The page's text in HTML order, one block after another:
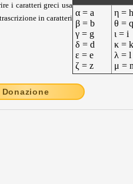
i caratteri greci usa
in caratteri
α = a
β = b
γ = g
δ = d
ε = e
ζ = z
η = h
θ = q
ι = i
κ = k
λ = l
μ =
Donazione